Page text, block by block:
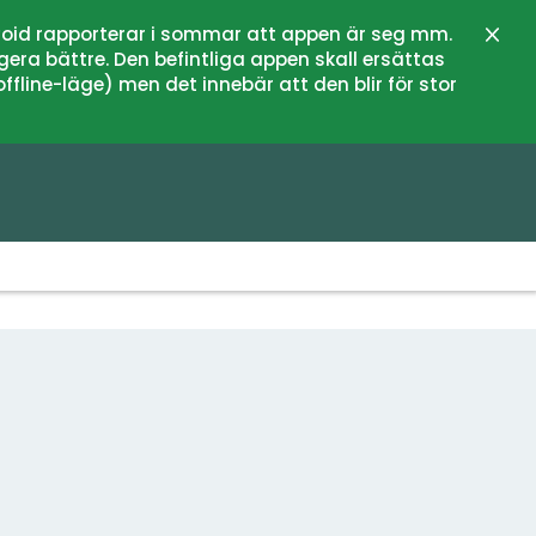
rapporterar i sommar att appen är seg mm.
bättre. Den befintliga appen skall ersättas
läge) men det innebär att den blir för stor